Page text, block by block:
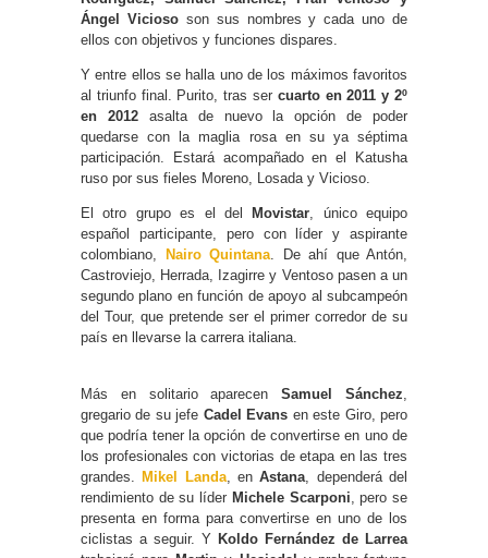
Ángel Viciososon sus nombres y cada uno de
ellos con objetivos y funciones dispares.
Y entre ellos se halla uno de los máximos favoritos
al triunfo final. Purito, tras ser cuarto en 2011 y 2º
en 2012asalta de nuevo la opción de poder
quedarse con la maglia rosa en su ya séptima
participación. Estará acompañado en el Katusha
ruso por sus fieles Moreno, Losada y Vicioso.
El otro grupo es el del Movistar, único equipo
español participante, pero con líder y aspirante
colombiano,
Nairo Quintana. De ahí que Antón,
Castroviejo, Herrada, Izagirre y Ventoso pasen a un
segundo plano en función de apoyo al subcampeón
del Tour, que pretende ser el primer corredor de su
país en llevarse la carrera italiana.
Más en solitario aparecenSamuel Sánchez,
gregario de su jefe Cadel Evans en este Giro, pero
que podría tener la opción de convertirse en uno de
los profesionales con victorias de etapa en las tres
grandes. Mikel Landa, enAstana, dependerá del
rendimiento de su líder Michele Scarponi, pero se
presenta en forma para convertirse en uno de los
ciclistas a seguir. Y Koldo Fernández de Larrea